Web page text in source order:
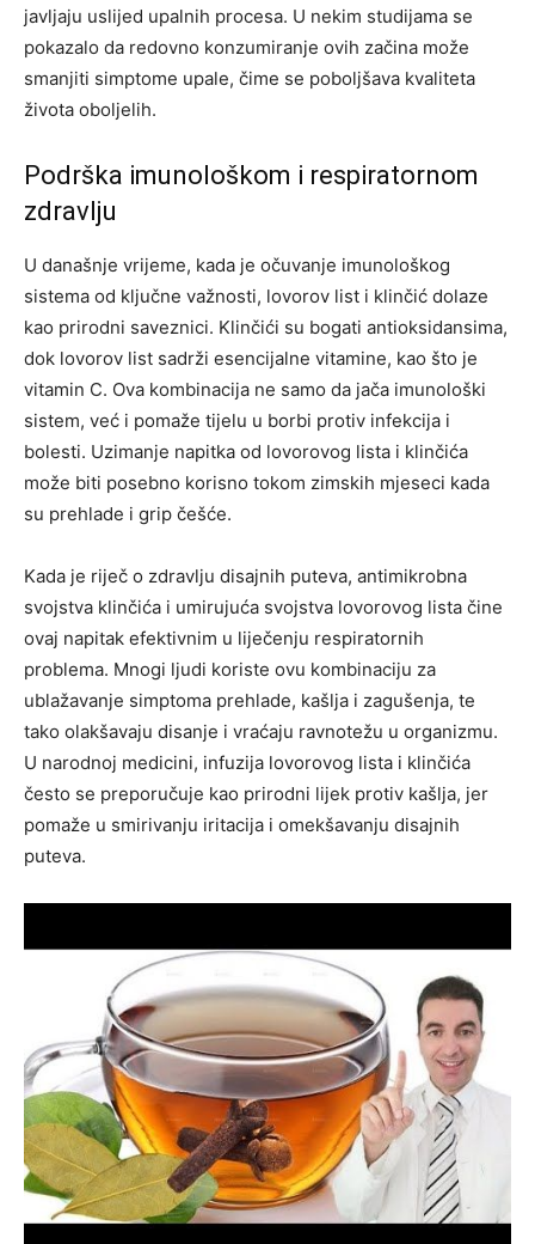
javljaju uslijed upalnih procesa. U nekim studijama se
pokazalo da redovno konzumiranje ovih začina može
smanjiti simptome upale, čime se poboljšava kvaliteta
života oboljelih.
Podrška imunološkom i respiratornom
zdravlju
U današnje vrijeme, kada je očuvanje imunološkog
sistema od ključne važnosti, lovorov list i klinčić dolaze
kao prirodni saveznici. Klinčići su bogati antioksidansima,
dok lovorov list sadrži esencijalne vitamine, kao što je
vitamin C. Ova kombinacija ne samo da jača imunološki
sistem, već i pomaže tijelu u borbi protiv infekcija i
bolesti. Uzimanje napitka od lovorovog lista i klinčića
može biti posebno korisno tokom zimskih mjeseci kada
su prehlade i grip češće.
Kada je riječ o zdravlju disajnih puteva, antimikrobna
svojstva klinčića i umirujuća svojstva lovorovog lista čine
ovaj napitak efektivnim u liječenju respiratornih
problema. Mnogi ljudi koriste ovu kombinaciju za
ublažavanje simptoma prehlade, kašlja i zagušenja, te
tako olakšavaju disanje i vraćaju ravnotežu u organizmu.
U narodnoj medicini, infuzija lovorovog lista i klinčića
često se preporučuje kao prirodni lijek protiv kašlja, jer
pomaže u smirivanju iritacija i omekšavanju disajnih
puteva.